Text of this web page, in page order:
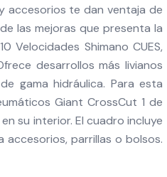
accesorios te dan ventaja de
las mejoras que presenta la
Velocidades Shimano CUES,
desarrollos más livianos
gama hidráulica. Para esta
Giant CrossCut 1 de
su interior. El cuadro incluye
parrillas o bolsos.